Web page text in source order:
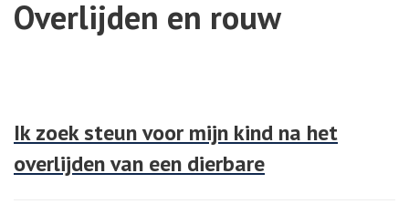
Overlijden en rouw
Ik zoek steun voor mijn kind na het
overlijden van een dierbare